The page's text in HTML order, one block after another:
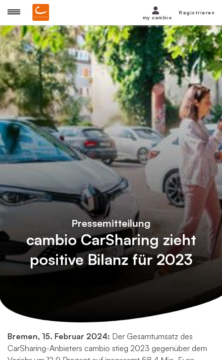
Pressemitteilung
cambio CarSharing zieht
positive Bilanz für 2023
Bremen, 15. Februar 2024: Der Gesamtumsatz des
CarSharing-Anbieters cambio stieg 2023 gegenüber dem
my cambio
Registrieren